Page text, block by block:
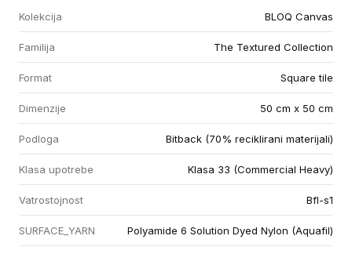
Kolekcija BLOQ Canvas
Familija The Textured Collection
Format Square tile
Dimenzije 50 cm x 50 cm
Podloga Bitback (70% reciklirani materijali)
Klasa upotrebe Klasa 33 (Commercial Heavy)
Vatrostojnost Bfl-s1
SURFACE_YARN Polyamide 6 Solution Dyed Nylon (Aquafil)